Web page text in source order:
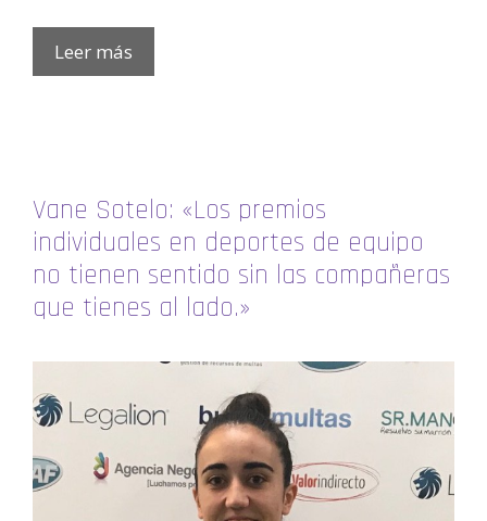
Leer más
Vane Sotelo: «Los premios
individuales en deportes de equipo
no tienen sentido sin las compañeras
que tienes al lado.»